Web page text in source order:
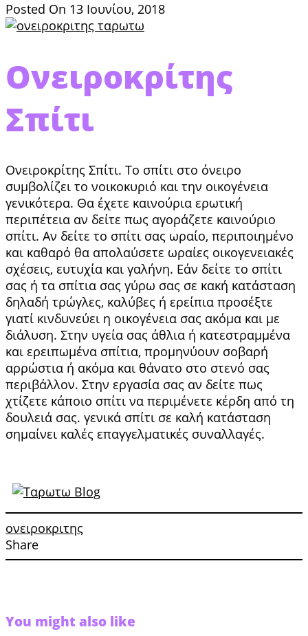
Posted On 13 Ιουνίου, 2018
Ονειροκρίτης
Σπίτι
Ονειροκρίτης Σπίτι. Το σπίτι στο όνειρο
συμβολίζει το νοικοκυριό και την οικογένεια
γενικότερα. Θα έχετε καινούρια ερωτική
περιπέτεια αν δείτε πως αγοράζετε καινούριο
σπίτι. Αν δείτε το σπίτι σας ωραίο, περιποιημένο
και καθαρό θα απολαύσετε ωραίες οικογενειακές
σχέσεις, ευτυχία και γαλήνη. Εάν δείτε το σπίτι
σας ή τα σπίτια σας γύρω σας σε κακή κατάσταση
δηλαδή τρώγλες, καλύβες ή ερείπια προσέξτε
γιατί κινδυνεύει η οικογένεια σας ακόμα και με
διάλυση. Στην υγεία σας άθλια ή κατεστραμμένα
και ερειπωμένα σπίτια, προμηνύουν σοβαρή
αρρώστια ή ακόμα και θάνατο στο στενό σας
περιβάλλον. Στην εργασία σας αν δείτε πως
χτίζετε κάποιο σπίτι να περιμένετε κέρδη από τη
δουλειά σας. γενικά σπίτι σε καλή κατάσταση
σημαίνει καλές επαγγελματικές συναλλαγές.
ονειροκριτης
Share
You might also like